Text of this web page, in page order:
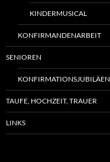
KINDERMUSICAL
KONFIRMANDENARBEIT
SENIOREN
KONFIRMATIONSJUBILÄEN
TAUFE, HOCHZEIT, TRAUER
LINKS